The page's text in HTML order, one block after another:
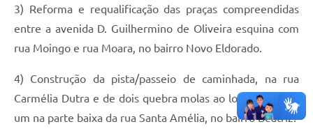
3) Reforma e requalificação das praças compreendidas
entre a avenida D. Guilhermino de Oliveira esquina com
rua Moingo e rua Moara, no bairro Novo Eldorado.
4) Construção da pista/passeio de caminhada, na rua
Carmélia Dutra e de dois quebra molas ao longo da via e
um na parte baixa da rua Santa Amélia, no bairro Beatriz.